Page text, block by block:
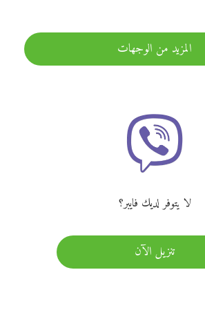
المزيد من الوجهات
لا يتوفر لديك فايبر؟
تنزيل الآن